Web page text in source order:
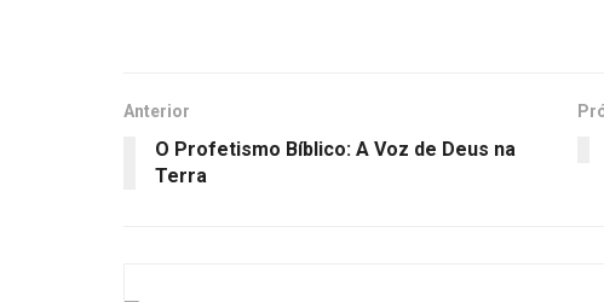
Anterior
O Profetismo Bíblico: A Voz de Deus na
Terra